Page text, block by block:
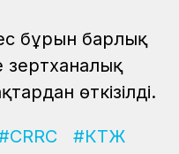
бұрын барлық
зертханалық
өткізілді.
#КТЖ